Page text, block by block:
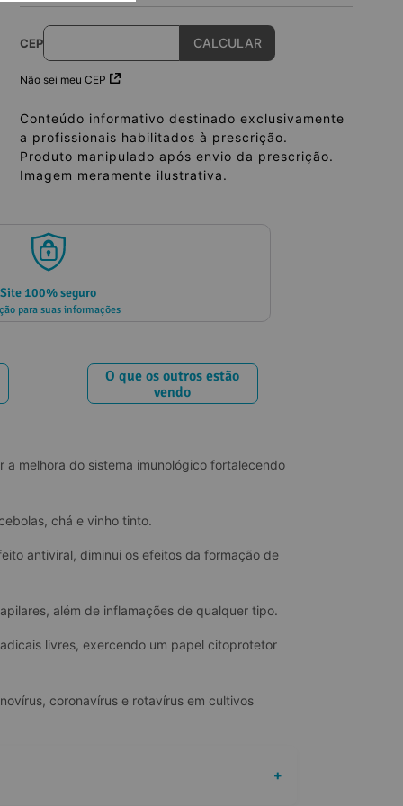
CEP
Não sei meu CEP
Conteúdo informativo destinado exclusivamente
a profissionais habilitados à prescrição.
Produto manipulado após envio da prescrição.
Imagem meramente ilustrativa.
Site 100% seguro
para suas informações
O que os outros estão
vendo
melhora do sistema imunológico fortalecendo
chá e vinho tinto.
antiviral, diminui os efeitos da formação de
além de inflamações de qualquer tipo.
livres, exercendo um papel citoprotetor
coronavírus e rotavírus em cultivos
+